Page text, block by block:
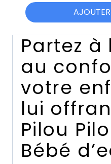
Partez
au
votre
lui
Pilou
Bébé